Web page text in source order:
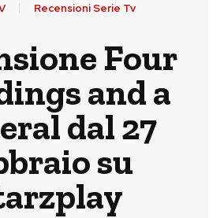
Recensioni Serie Tv
Four
and a
dal 27
su